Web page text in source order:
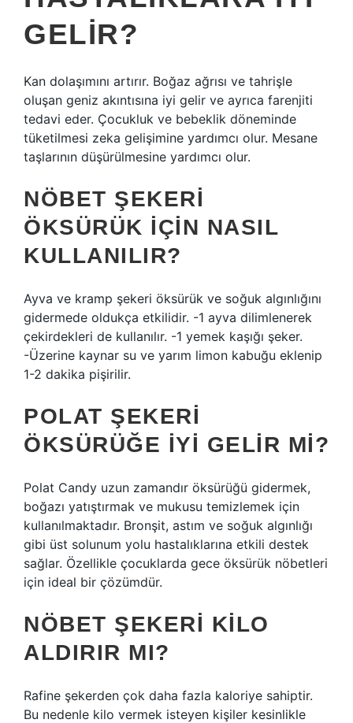
GELIR?
Kan dolaşımını artırır. Boğaz ağrısı ve tahrişle
oluşan geniz akıntısına iyi gelir ve ayrıca farenjiti
tedavi eder. Çocukluk ve bebeklik döneminde
tüketilmesi zeka gelişimine yardımcı olur. Mesane
taşlarının düşürülmesine yardımcı olur.
NÖBET ŞEKERI
ÖKSÜRÜK IÇIN NASIL
KULLANILIR?
Ayva ve kramp şekeri öksürük ve soğuk algınlığını
gidermede oldukça etkilidir. -1 ayva dilimlenerek
çekirdekleri de kullanılır. -1 yemek kaşığı şeker.
-Üzerine kaynar su ve yarım limon kabuğu eklenip
1-2 dakika pişirilir.
POLAT ŞEKERI
ÖKSÜRÜĞE IYI GELIR MI?
Polat Candy uzun zamandır öksürüğü gidermek,
boğazı yatıştırmak ve mukusu temizlemek için
kullanılmaktadır. Bronşit, astım ve soğuk algınlığı
gibi üst solunum yolu hastalıklarına etkili destek
sağlar. Özellikle çocuklarda gece öksürük nöbetleri
için ideal bir çözümdür.
NÖBET ŞEKERI KILO
ALDIRIR MI?
Rafine şekerden çok daha fazla kaloriye sahiptir.
Bu nedenle kilo vermek isteyen kişiler kesinlikle